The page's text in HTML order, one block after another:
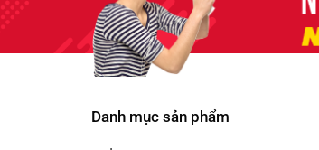
Danh mục sản phẩm